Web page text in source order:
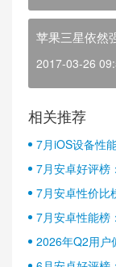
苹果三星依然
2017-03-26
相关推荐
7月iOS设备性
7月安卓好评榜
半壁江山
7月安卓性价比
7月安卓性能榜
2026年Q2用户